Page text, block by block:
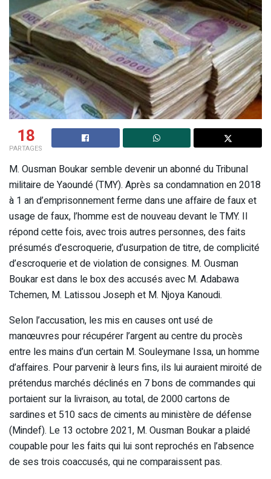
18
PARTAGES
M. Ousman Boukar semble devenir un abonné du Tribunal
militaire de Yaoundé (TMY). Après sa condamnation en 2018
à 1 an d’emprisonnement ferme dans une affaire de faux et
usage de faux, l’homme est de nouveau devant le TMY. Il
répond cette fois, avec trois autres personnes, des faits
présumés d’escroquerie, d’usurpation de titre, de complicité
d’escroquerie et de violation de consignes. M. Ousman
Boukar est dans le box des accusés avec M. Adabawa
Tchemen, M. Latissou Joseph et M. Njoya Kanoudi.
Selon l’accusation, les mis en causes ont usé de
manœuvres pour récupérer l’argent au centre du procès
entre les mains d’un certain M. Souleymane Issa, un homme
d’affaires. Pour parvenir à leurs fins, ils lui auraient miroité de
prétendus marchés déclinés en 7 bons de commandes qui
portaient sur la livraison, au total, de 2000 cartons de
sardines et 510 sacs de ciments au ministère de défense
(Mindef). Le 13 octobre 2021, M. Ousman Boukar a plaidé
coupable pour les faits qui lui sont reprochés en l’absence
de ses trois coaccusés, qui ne comparaissent pas.